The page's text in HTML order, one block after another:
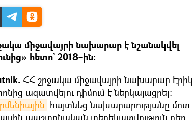
միջավայրի նախարար է նշանակվել
հետո` 2018–ին։
ՀՀ շրջակա միջավայրի նախարար Էրիկ
ազատվելու դիմում է ներկայացրել:
հայտնեց նախարարությանը մոտ
պաշտոնական տեղեկատվություն դեռ